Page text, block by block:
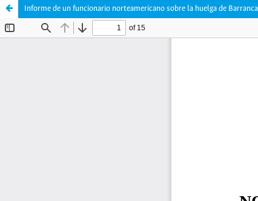
Informe de un funcionario norteamericano sobre la huelga de